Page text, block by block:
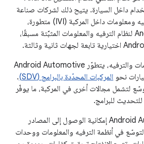
داخل السيارة. يتيح ذلك لشركات صناعة
السيارات إنشاء أنظمة ترفيه ومعلومات داخل المركبة (IVI) متطورة،
وتشغيل تطبيقات Android لنظام الترفيه والمعلومات المثبَّتة مسبقًا،
بالإضافة إلى نظام المعلومات والترفيه، يتطوّر Android Automotive
نحو المركبات المحدّدة بالبرامج (SDV)
.
لتشمل مجالات أخرى في المركبة، ما يوفّر
للتحديث للبرامج.
توفّر منصة Android Automotive إمكانية الوصول إلى المصادر
في أنظمة الترفيه والمعلومات ووحدات